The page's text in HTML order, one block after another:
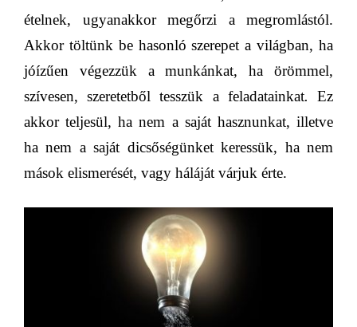
ételnek, ugyanakkor megőrzi a megromlástól.
Akkor töltünk be hasonló szerepet a világban, ha
jóízűen végezzük a munkánkat, ha örömmel,
szívesen, szeretetből tesszük a feladatainkat. Ez
akkor teljesül, ha nem a saját hasznunkat, illetve
ha nem a saját dicsőségünket keressük, ha nem
mások elismerését, vagy háláját várjuk érte.